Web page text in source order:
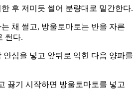
후 저미듯 썰어 분량대로 밑간한다.
채 썰고, 방울토마토는 반을 자른
썬다.
안심을 넣고 앞뒤로 익힌 다음 양파를
끓기 시작하면 방울토마토를 넣고